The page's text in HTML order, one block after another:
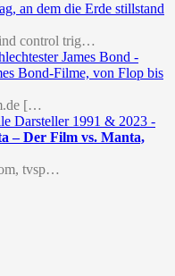
an dem die Erde stillstand
control trig…
James Bond -
Bond-Filme, von Flop bis
[…
Darsteller 1991 & 2023 -
– Der Film vs. Manta,
tvsp…